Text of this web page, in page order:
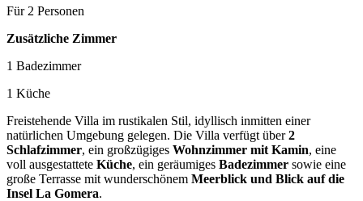
Für 2 Personen
Zusätzliche Zimmer
1 Badezimmer
1 Küche
Freistehende Villa im rustikalen Stil, idyllisch inmitten einer
natürlichen Umgebung gelegen. Die Villa verfügt über2
Schlafzimmer, ein großzügiges Wohnzimmer mit Kamin, eine
voll ausgestattete Küche, ein geräumiges Badezimmer sowie eine
große Terrasse mit wunderschönem Meerblick und Blick auf die
Insel La Gomera.